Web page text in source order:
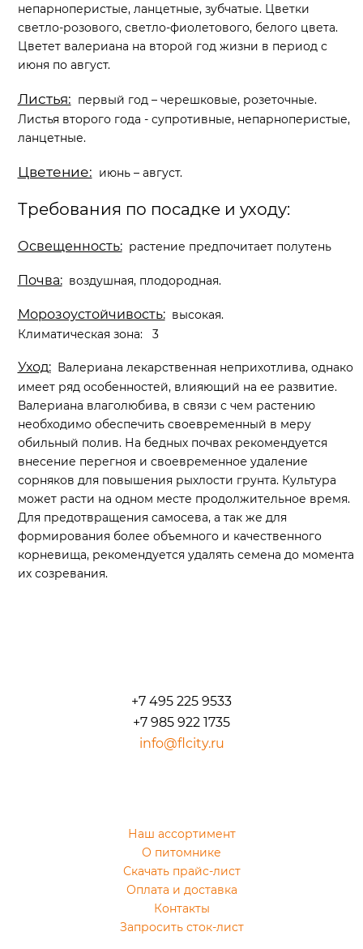
непарноперистые, ланцетные, зубчатые. Цветки
светло-розового, светло-фиолетового, белого цвета.
Цветет валериана на второй год жизни в период с
июня по август.
Листья: первый год – черешковые, розеточные.
Листья второго года - супротивные, непарноперистые,
ланцетные.
Цветение: июнь – август.
Требования по посадке и уходу:
Освещенность:растение предпочитает полутень
Почва:воздушная, плодородная.
Морозоустойчивость:высокая.
Климатическая зона: 3
Уход:Валериана лекарственная неприхотлива, однако
имеет ряд особенностей, влияющий на ее развитие.
Валериана влаголюбива, в связи с чем растению
необходимо обеспечить своевременный в меру
обильный полив. На бедных почвах рекомендуется
внесение перегноя и своевременное удаление
сорняков для повышения рыхлости грунта. Культура
может расти на одном месте продолжительное время.
Для предотвращения самосева, а так же для
формирования более объемного и качественного
корневища, рекомендуется удалять семена до момента
их созревания.
+7 495 225 9533
+7 985 922 1735
info@flcity.ru
Наш ассортимент
О питомнике
Скачать прайс-лист
Оплата и доставка
Контакты
Запросить сток-лист